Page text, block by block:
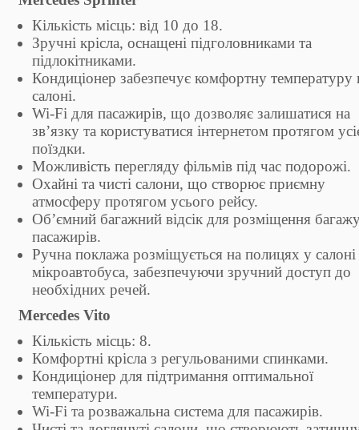
Кількість місць: від 10 до 18.
Зручні крісла, оснащені підголовниками та
підлокітниками.
Кондиціонер забезпечує комфортну температуру
салоні.
Wi-Fi для пасажирів, що дозволяє залишатися на
зв’язку та користуватися інтернетом протягом
поїздки.
Можливість перегляду фільмів під час подорожі.
Охайні та чисті салони, що створює приємну
атмосферу протягом усього рейсу.
Об’ємний багажний відсік для розміщення
пасажирів.
Ручна поклажа розміщується на полицях у салоні
мікроавтобуса, забезпечуючи зручний доступ до
необхідних речей.
Mercedes Vito
Кількість місць: 8.
Комфортні крісла з регульованими спинками.
Кондиціонер для підтримання оптимальної
температури.
Wi-Fi та розважальна система для пасажирів.